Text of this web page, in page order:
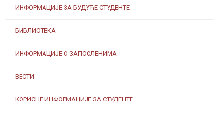
ИНФОРМАЦИЈЕ ЗА БУДУЋЕ СТУДЕНТЕ
БИБЛИОТЕКА
ИНФОРМАЦИЈЕ О ЗАПОСЛЕНИМА
ВЕСТИ
КОРИСНЕ ИНФОРМАЦИЈЕ ЗА СТУДЕНТЕ